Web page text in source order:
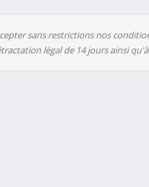
sans restrictions nos
légal de 14 jours ainsi